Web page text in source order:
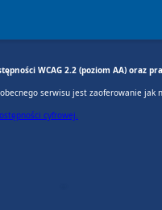
WCAG 2.2 (poziom AA) oraz
serwisu jest zaoferowanie jak
cyfrowej.